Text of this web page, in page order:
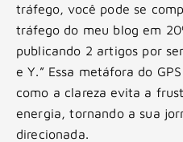
tráfego, você pode se
tráfego do meu blog em
publicando 2 artigos por
e Y.” Essa metáfora do
como a clareza evita a
energia, tornando a sua
direcionada.